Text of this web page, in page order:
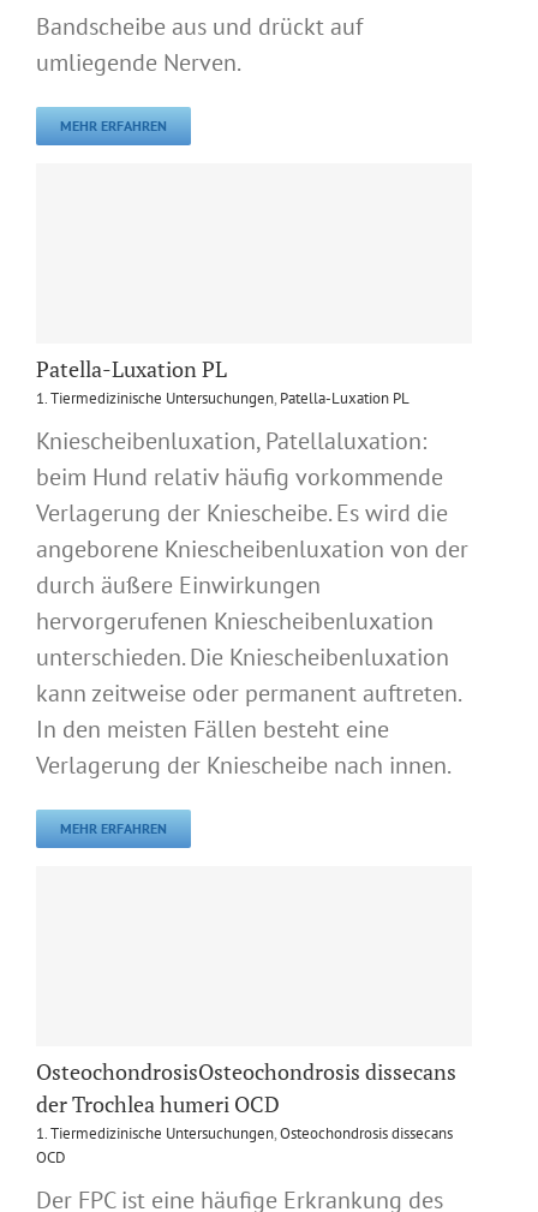
Bandscheibe aus und drückt auf
umliegende Nerven.
MEHR ERFAHREN
Patella-Luxation PL
1. Tiermedizinische Untersuchungen, Patella-Luxation PL
Kniescheibenluxation, Patellaluxation:
beim Hund relativ häufig vorkommende
Verlagerung der Kniescheibe. Es wird die
angeborene Kniescheibenluxation von der
durch äußere Einwirkungen
hervorgerufenen Kniescheibenluxation
unterschieden. Die Kniescheibenluxation
kann zeitweise oder permanent auftreten.
In den meisten Fällen besteht eine
Verlagerung der Kniescheibe nach innen.
MEHR ERFAHREN
OsteochondrosisOsteochondrosis dissecans
der Trochlea humeri OCD
1. Tiermedizinische Untersuchungen,Osteochondrosis dissecans
OCD
Der FPC ist eine häufige Erkrankung des